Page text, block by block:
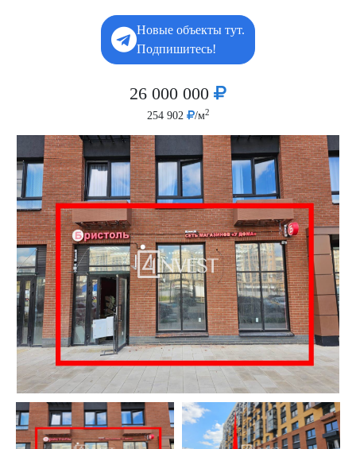
Новые объекты тут.
Подпишитесь!
26 000 000
254 902 /м2